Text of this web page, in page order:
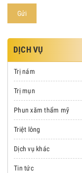
Gửi
DỊCH VỤ
Trị nám
Trị mụn
Phun xăm thẩm mỹ
Triệt lông
Dịch vụ khác
Tin tức